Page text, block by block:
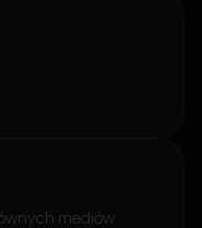
mediów